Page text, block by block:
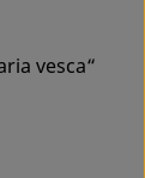
vesca“